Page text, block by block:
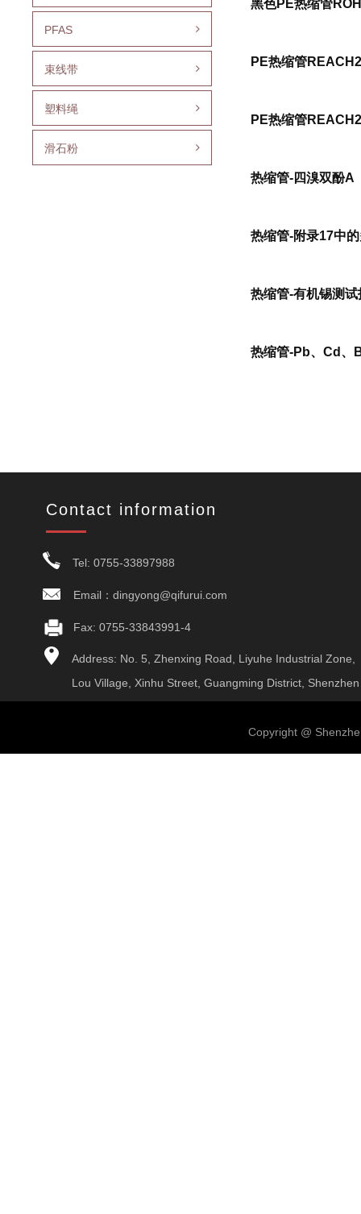
PFAS
束线带
塑料绳
滑石粉
黑色PE热缩管
PE热缩管
PE热缩管
热缩管-四溴双酚A
热缩管-附录17中
热缩管-有机锡测
热缩管-Pb、Cd、
Fax: 0755-33843991-4
Tel: 0755-33897988
Email：dingyong@qifurui.com
Address: No. 5, Zhenxing Road, Liyuhe Industrial Zone,
Lou Village, Xinhu Street, Guangming District, Shenzhen
Contact information
Copyright @